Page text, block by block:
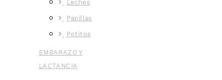
Leches
Papillas
Potitos
EMBARAZO Y
LACTANCIA